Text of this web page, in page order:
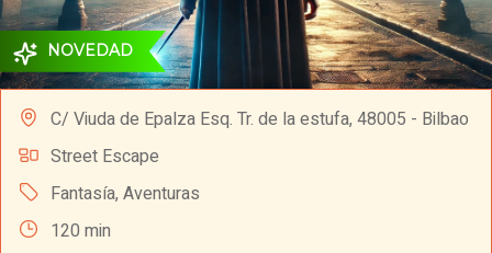
NOVEDAD
C/ Viuda de Epalza Esq. Tr. de la estufa, 48005 - Bilbao
Street Escape
Fantasía, Aventuras
120 min